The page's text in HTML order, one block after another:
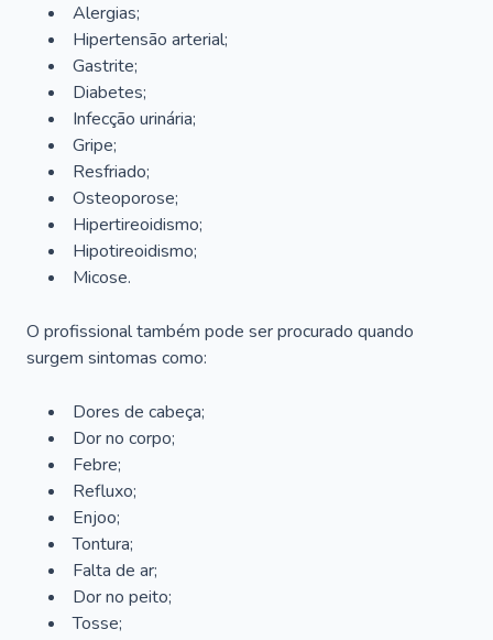
Alergias;
Hipertensão arterial;
Gastrite;
Diabetes;
Infecção urinária;
Gripe;
Resfriado;
Osteoporose;
Hipertireoidismo;
Hipotireoidismo;
Micose.
O profissional também pode ser procurado quando
surgem sintomas como:
Dores de cabeça;
Dor no corpo;
Febre;
Refluxo;
Enjoo;
Tontura;
Falta de ar;
Dor no peito;
Tosse;